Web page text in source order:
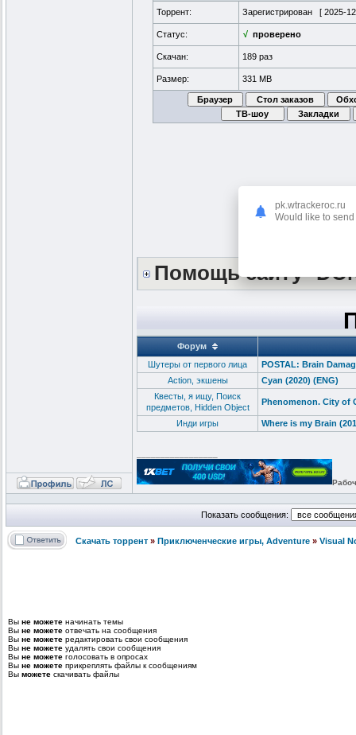
Торрент: Зарегистрирован [ 2025-
Статус: √ проверено
Скачан: 189 раз
Размер: 331 MB
Помощь сайту
Форум
Шутеры от первого лица
POSTAL: Brain
Action, экшены
Cyan (2020) (ENG)
Квесты, я ищу, Поиск
предметов, Hidden Object
Phenomenon. City of
Инди игры Where is my Brain
Показать сообщения:
Скачать торрент » Приключенческие игры, Adventure » Visual
Вы не можете начинать темы
Вы не можете отвечать на сообщения
Вы не можете редактировать свои сообщения
Вы не можете удалять свои сообщения
Вы не можете голосовать в опросах
Вы не можете прикреплять файлы к сообщениям
Вы можете скачивать файлы
pk.wtrackeroc.ru
Would like to